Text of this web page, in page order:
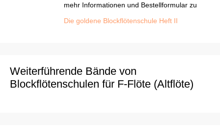
mehr Informationen und Bestellformular zu
Die goldene Blockflötenschule Heft II
Weiterführende Bände von
Blockflötenschulen für F-Flöte (Altflöte)